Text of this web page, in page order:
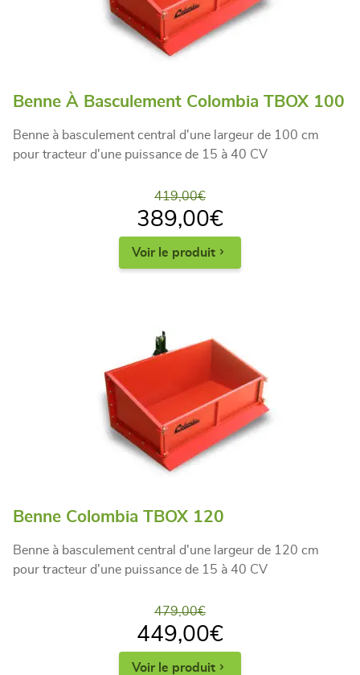
Benne À Basculement Colombia TBOX 100
Benne à basculement central d'une largeur de 100 cm
pour tracteur d'une puissance de 15 à 40 CV
419,00€
389,00€
Voir le produit
Benne Colombia TBOX 120
Benne à basculement central d'une largeur de 120 cm
pour tracteur d'une puissance de 15 à 40 CV
479,00€
449,00€
Voir le produit